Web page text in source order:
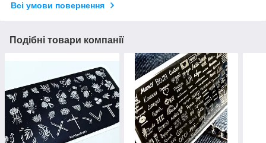
Всі умови повернення
Подібні товари компанії